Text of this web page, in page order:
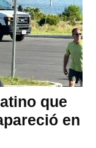
que
en